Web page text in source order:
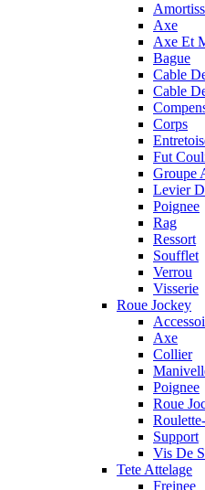
Axe
Axe Et
Bague
Cable
Cable
Corps
Fut
Groupe
Levier
Poignee
Rag
Ressort
Soufflet
Verrou
Visserie
Roue Jockey
Axe
Collier
Poignee
Roue
Support
Vis De
Tete Attelage
Freinee